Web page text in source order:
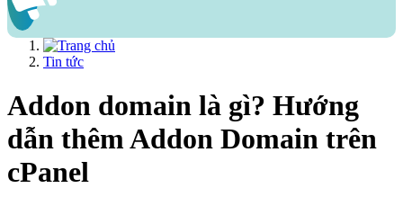
Tin tức
Addon domain là gì? Hướng
dẫn thêm Addon Domain trên
cPanel